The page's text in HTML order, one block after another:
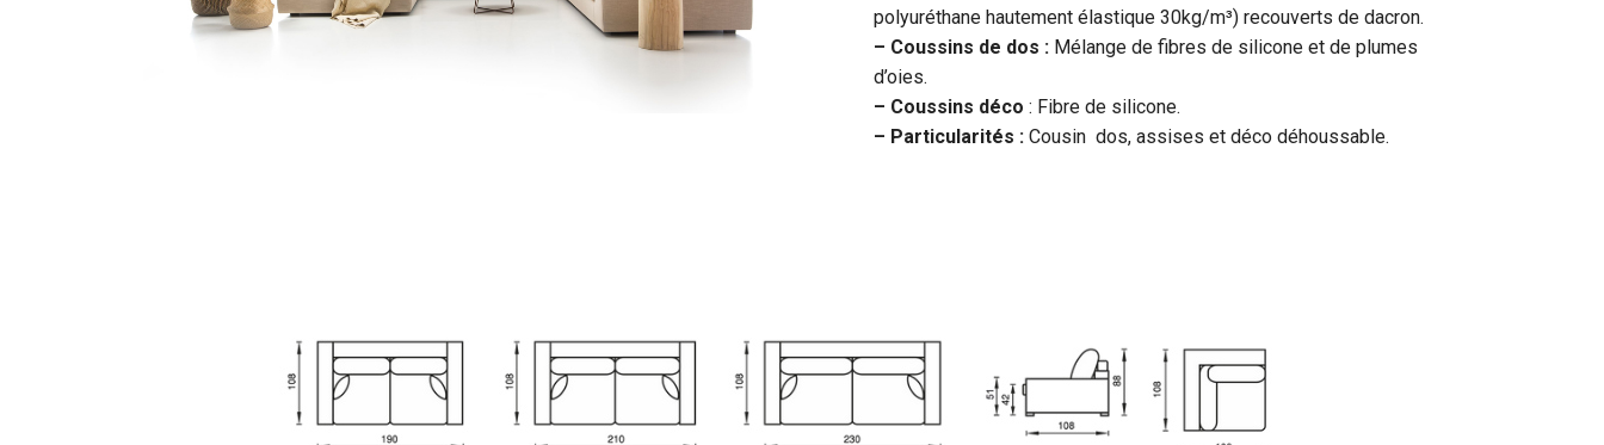
polyuréthane hautement élastique 30kg/m³) recouverts de dacron.
– Coussins de dos : Mélange de fibres de silicone et de plumes
d’oies.
– Coussins déco : Fibre de silicone.
– Particularités : Cousin dos, assises et déco déhoussable.